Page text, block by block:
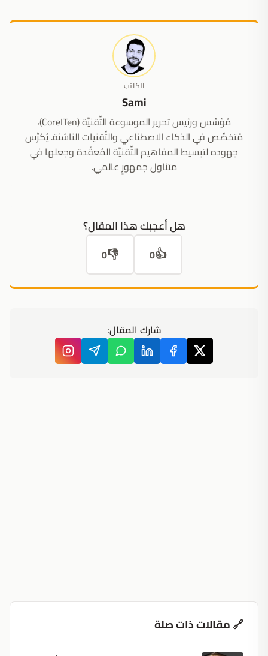
الكاتب
Sami
مُؤسِّس ورئيس تحرير الموسوعة التِّقنيَّة (CoreITen)،
مُتخصِّص في الذكاء الاصطناعي والتِّقنيات الناشئة. يُكرِّس
جهوده لتبسيط المفاهيم التِّقنيَّة المُعقَّدة وجعلها في
متناول جمهورٍ عالمي.
هل أعجبك هذا المقال؟
👍
0
👎
0
شارك المقال:
🔗 مقالات ذات صلة